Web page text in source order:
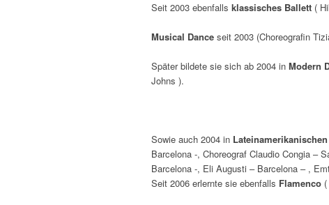
Seit 2003 ebenfalls klassisches Ballett (
Musical Dance seit 2003 (Choreografin
Später bildete sie sich ab 2004 in Modern
Johns ).
Sowie auch 2004 in
Barcelona -, Choreograf Claudio Congia –
Barcelona -, Eli Augusti – Barcelona – ,
Seit 2006 erlernte sie ebenfalls Flamenco